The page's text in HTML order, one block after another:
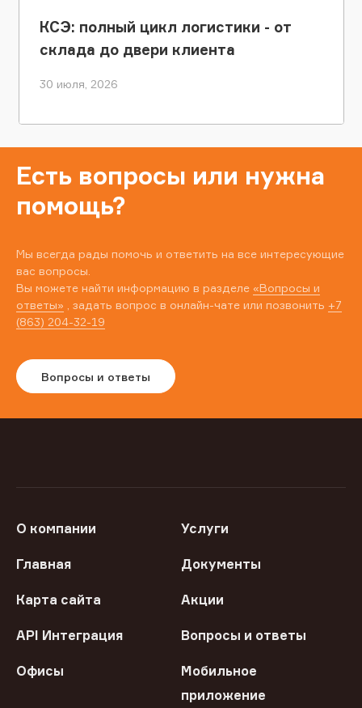
КСЭ: полный цикл логистики - от
склада до двери клиента
30 июля, 2026
Есть вопросы или нужна
помощь?
Мы всегда рады помочь и ответить на все интересующие
вас вопросы.
Вы можете найти информацию в разделе «Вопросы и
ответы» , задать вопрос в онлайн-чате или позвонить +7
(863) 204-32-19
Вопросы и ответы
О компании Услуги
Главная Документы
Карта сайта Акции
API Интеграция Вопросы и ответы
Офисы
Мобильное
приложение